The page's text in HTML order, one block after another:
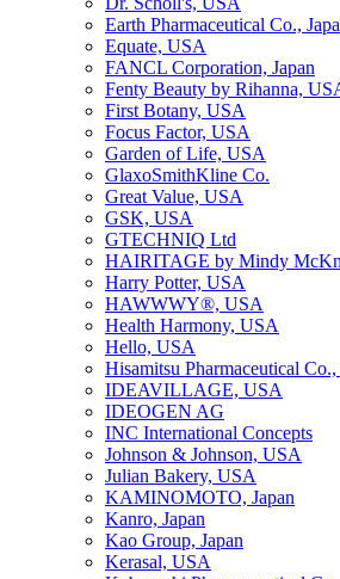
Earth Pharmaceutical Co.,
Equate, USA
FANCL Corporation, Japan
Fenty Beauty by Rihanna,
First Botany, USA
Focus Factor, USA
Garden of Life, USA
GlaxoSmithKline Co.
Great Value, USA
GSK, USA
GTECHNIQ Ltd
HAIRITAGE by Mindy
Harry Potter, USA
HAWWWY®, USA
Health Harmony, USA
Hello, USA
Hisamitsu Pharmaceutical
IDEAVILLAGE, USA
IDEOGEN AG
INC International Concepts
Johnson & Johnson, USA
Julian Bakery, USA
KAMINOMOTO, Japan
Kanro, Japan
Kao Group, Japan
Kerasal, USA